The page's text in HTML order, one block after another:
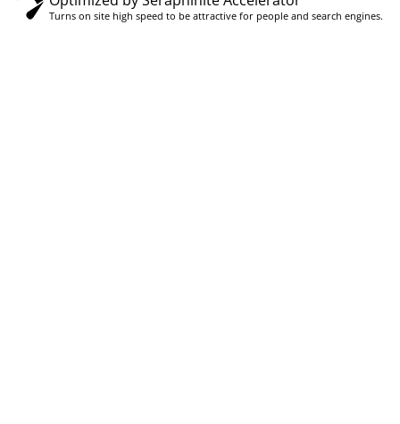
Turns on site high speed to be attractive for people and search engines.